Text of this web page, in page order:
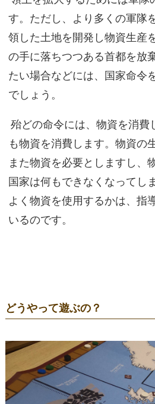
す。ただし、より多くの軍隊
領した土地を開発し物資生産
の手に落ちつつある首都を放
たい場合などには、国家命令
でしょう。
殆どの命令には、物資を消費
も物資を消費します。物資の
また物資を必要としますし、
国家は何もできなくなってし
よく物資を使用するかは、指
いるのです。
どうやって遊ぶの？